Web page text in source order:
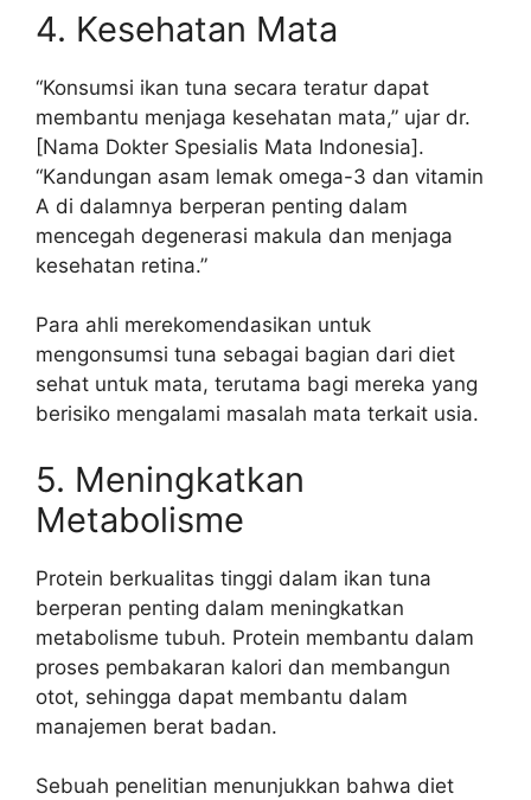
4. Kesehatan Mata
“Konsumsi ikan tuna secara teratur dapat
membantu menjaga kesehatan mata,” ujar dr.
[Nama Dokter Spesialis Mata Indonesia].
“Kandungan asam lemak omega-3 dan vitamin
A di dalamnya berperan penting dalam
mencegah degenerasi makula dan menjaga
kesehatan retina.”
Para ahli merekomendasikan untuk
mengonsumsi tuna sebagai bagian dari diet
sehat untuk mata, terutama bagi mereka yang
berisiko mengalami masalah mata terkait usia.
5. Meningkatkan
Metabolisme
Protein berkualitas tinggi dalam ikan tuna
berperan penting dalam meningkatkan
metabolisme tubuh. Protein membantu dalam
proses pembakaran kalori dan membangun
otot, sehingga dapat membantu dalam
manajemen berat badan.
Sebuah penelitian menunjukkan bahwa diet